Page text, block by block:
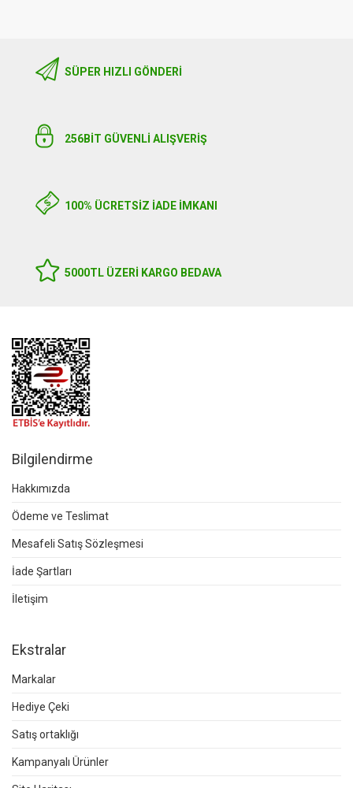
SÜPER HIZLI GÖNDERI
256BIT GÜVENLİ ALIŞVERİŞ
100% ÜCRETSİZ İADE İMKANI
5000TL ÜZERI KARGO BEDAVA
Bilgilendirme
Hakkımızda
Ödeme ve Teslimat
Mesafeli Satış Sözleşmesi
İade Şartları
İletişim
Ekstralar
Markalar
Hediye Çeki
Satış ortaklığı
Kampanyalı Ürünler